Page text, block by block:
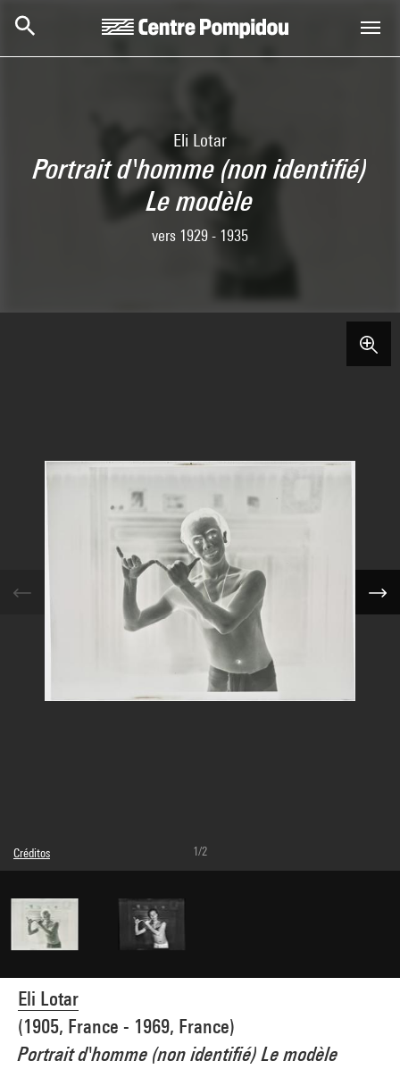
Eli Lotar
Portrait d'homme (non identifié)
Le modèle
vers 1929 - 1935
Eli Lotar
(1905, France - 1969, France)
Portrait d'homme (non identifié) Le modèle
Créditos
© Eli Lotar
Referencia de la imagen : 4G30998
Difusión de la imagen :
GrandPalaisRmnPhoto
1/2